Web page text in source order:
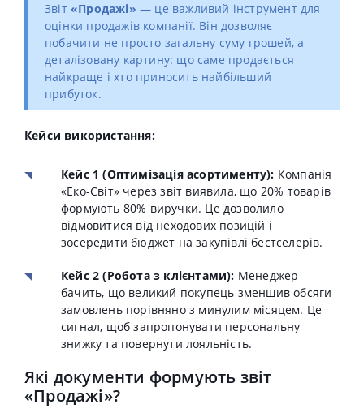
Звіт «Продажі» — це важливий інструмент для
оцінки продажів компанії. Він дозволяє
побачити не просто загальну суму грошей, а
деталізовану картину: що саме продається
найкраще і хто приносить найбільший
прибуток.
Кейси використання:
Кейс 1 (Оптимізація асортименту): Компанія
«Еко-Світ» через звіт виявила, що 20% товарів
формують 80% виручки. Це дозволило
відмовитися від неходових позицій і
зосередити бюджет на закупівлі бестселерів.
Кейс 2 (Робота з клієнтами): Менеджер
бачить, що великий покупець зменшив обсяги
замовлень порівняно з минулим місяцем. Це
сигнал, щоб запропонувати персональну
знижку та повернути лояльність.
Які документи формують звіт
«Продажі»?